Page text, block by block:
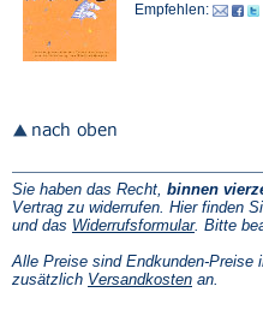
Empfehlen:
Sie haben das Recht, binnen
Vertrag zu widerrufen. Hier finden
und das Widerrufsformular(Öffnet
einem
neuen
. Bitte
Alle Preise sind Endkunden-
zusätzlich Versandkosten(Öffnet
an.